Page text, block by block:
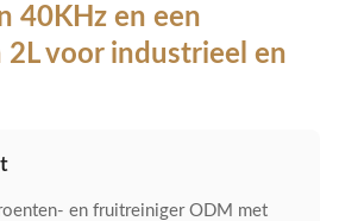
40KHz en een
2L voor industrieel en
en fruitreiniger ODM met